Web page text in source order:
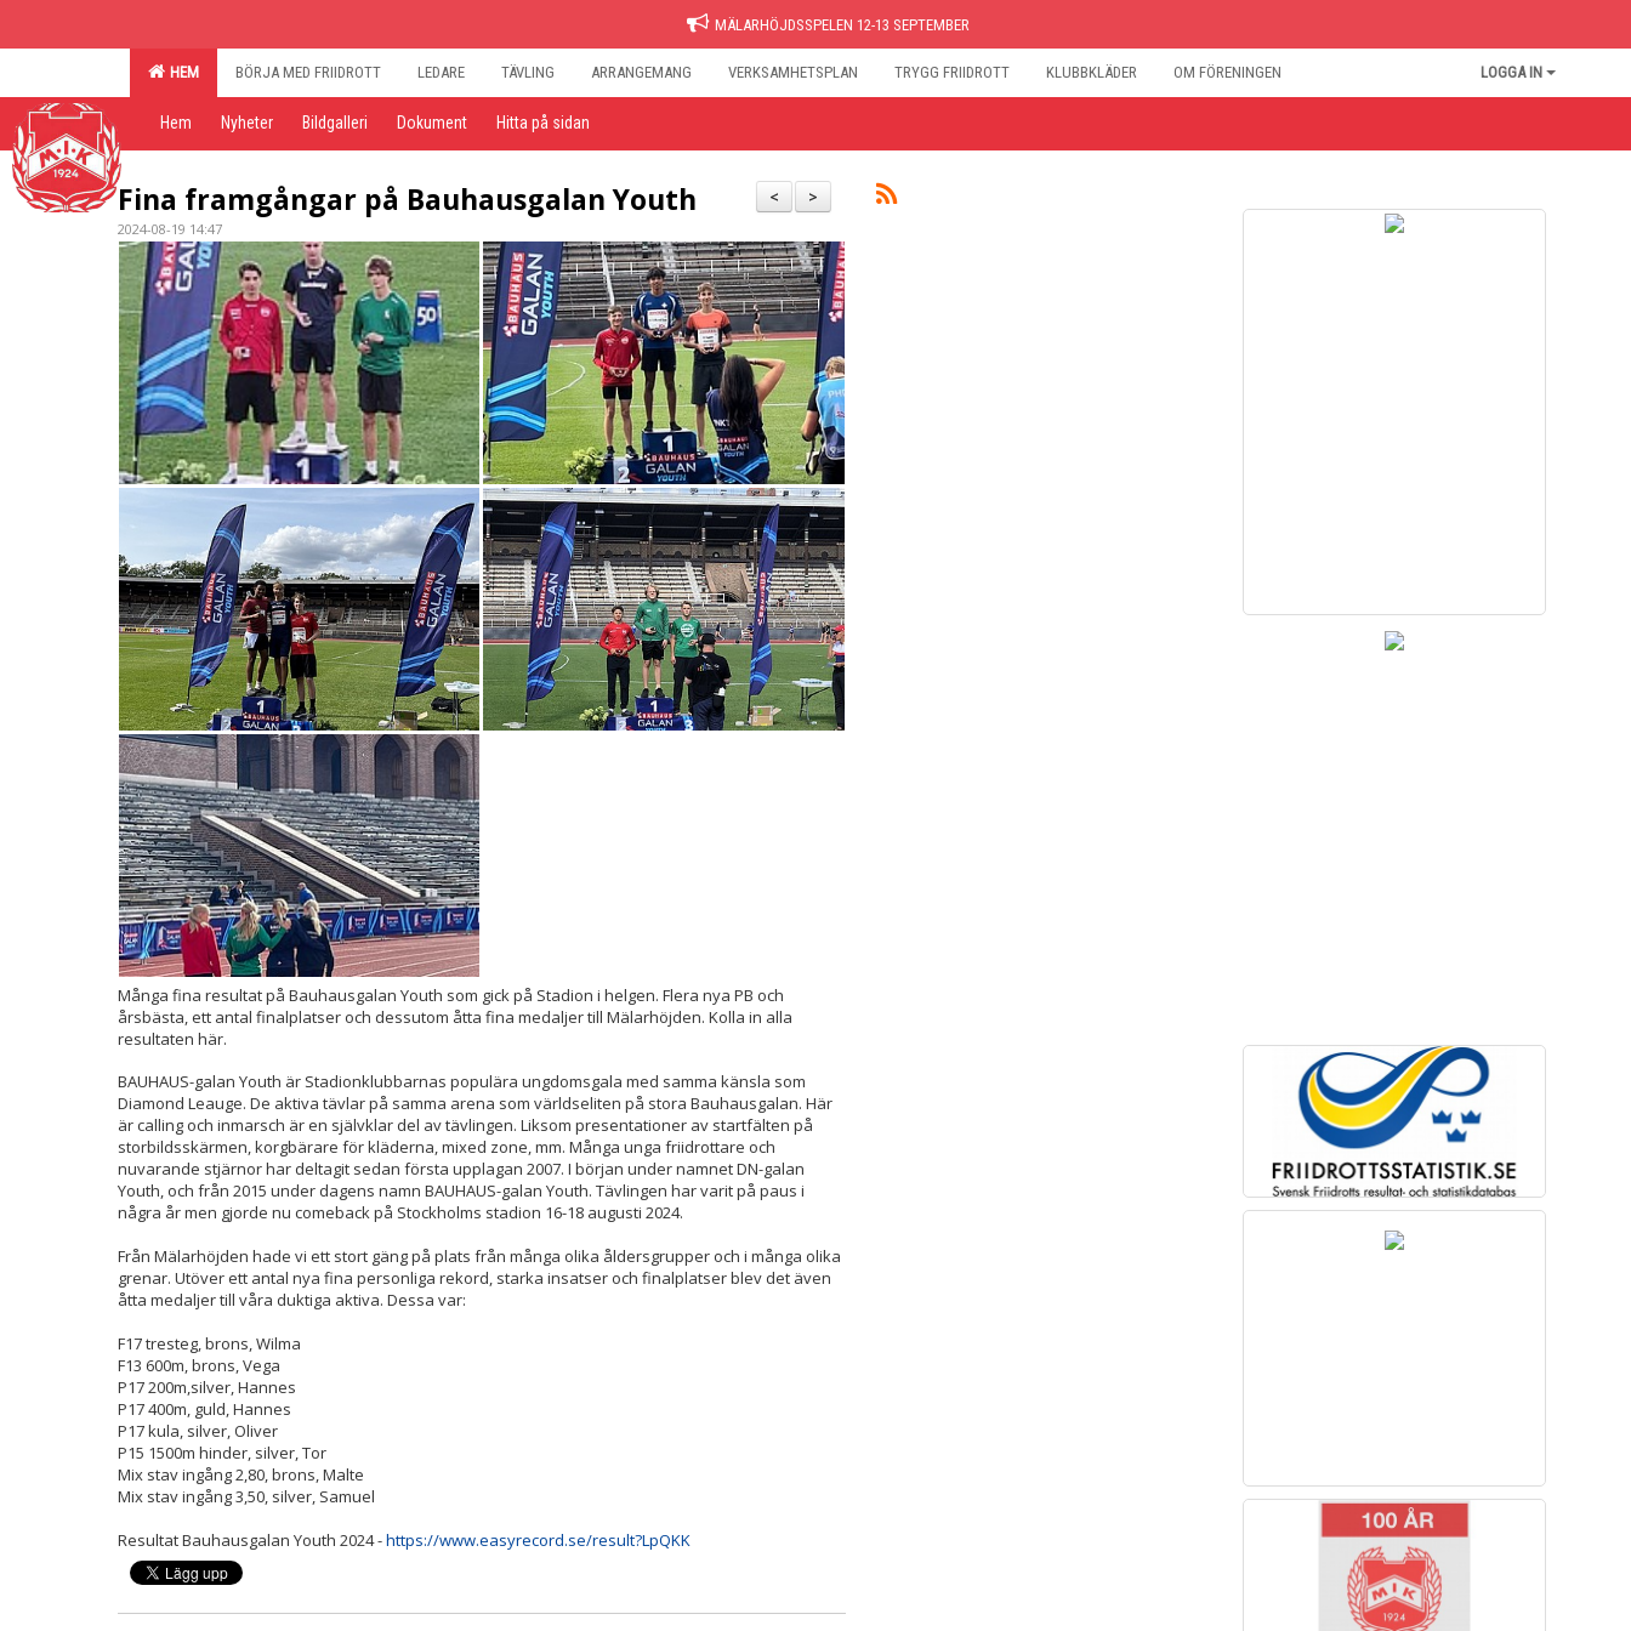
MÄLARHÖJDSSPELEN 12-13 SEPTEMBER
HEM BÖRJA MED FRIIDROTT LEDARE TÄVLING ARRANGEMANG VERKSAMHETSPLAN TRYGG FRIIDROTT KLUBBKLÄDER OM FÖRENINGEN LOGGA IN
Hem Nyheter Bildgalleri Dokument Hitta på sidan
>
<
Fina framgångar på Bauhausgalan Youth
2024-08-19 14:47
Många fina resultat på Bauhausgalan Youth som gick på Stadion i helgen. Flera nya PB och
årsbästa, ett antal finalplatser och dessutom åtta fina medaljer till Mälarhöjden. Kolla in alla
resultaten här.
BAUHAUS-galan Youth är Stadionklubbarnas populära ungdomsgala med samma känsla som
Diamond Leauge. De aktiva tävlar på samma arena som världseliten på stora Bauhausgalan. Här
är calling och inmarsch är en självklar del av tävlingen. Liksom presentationer av startfälten på
storbildsskärmen, korgbärare för kläderna, mixed zone, mm. Många unga friidrottare och
nuvarande stjärnor har deltagit sedan första upplagan 2007. I början under namnet DN-galan
Youth, och från 2015 under dagens namn BAUHAUS-galan Youth. Tävlingen har varit på paus i
några år men gjorde nu comeback på Stockholms stadion 16-18 augusti 2024.
Från Mälarhöjden hade vi ett stort gäng på plats från många olika åldersgrupper och i många olika
grenar. Utöver ett antal nya fina personliga rekord, starka insatser och finalplatser blev det även
åtta medaljer till våra duktiga aktiva. Dessa var:
F17 tresteg, brons, Wilma
F13 600m, brons, Vega
P17 200m,silver, Hannes
P17 400m, guld, Hannes
P17 kula, silver, Oliver
P15 1500m hinder, silver, Tor
Mix stav ingång 2,80, brons, Malte
Mix stav ingång 3,50, silver, Samuel
Resultat Bauhausgalan Youth 2024 -https://www.easyrecord.se/result?LpQKK